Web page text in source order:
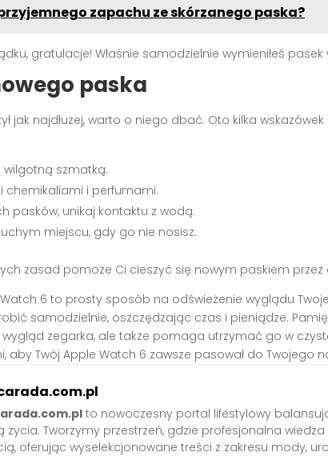
zapachu ze skórzanego paska?
gratulacje! Właśnie samodzielnie wymieniłeś
paska
jak najdłużej, warto o niego dbać. Oto kilka
wilgotną szmatką.
chemikaliami i perfumami.
pasków, unikaj kontaktu z wodą.
miejscu, gdy go nie nosisz.
zasad pomoże Ci cieszyć się nowym paskiem przez
6 to prosty sposób na odświeżenie wyglądu
samodzielnie, oszczędzając czas i pieniądze.
zegarka, ale także pomaga utrzymać go w
aby Twój Apple Watch 6 zawsze pasował do Twojego
to nowoczesny portal lifestylowy
życia. Tworzymy przestrzeń, gdzie profesjonalna
oferując wyselekcjonowane treści z zakresu mody,